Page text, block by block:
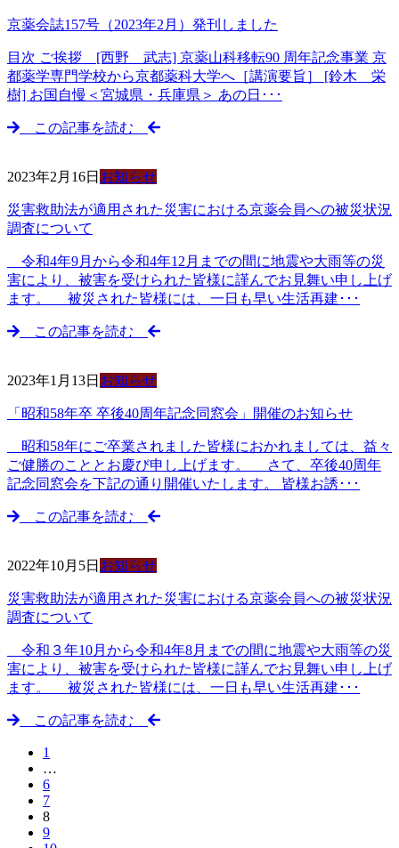
京薬会誌157号（2023年2月）発刊しました
目次 ご挨拶 [西野 武志] 京薬山科移転90 周年記念事業 京
都薬学専門学校から京都薬科大学へ［講演要旨］ [鈴木 栄
樹] お国自慢＜宮城県・兵庫県＞ あの日･･･
この記事を読む
2023年2月16日 お知らせ
災害救助法が適用された災害における京薬会員への被災状況
調査について
令和4年9月から令和4年12月までの間に地震や大雨等の災
害により、被害を受けられた皆様に謹んでお見舞い申し上げ
ます。 被災された皆様には、一日も早い生活再建･･･
この記事を読む
2023年1月13日 お知らせ
「昭和58年卒 卒後40周年記念同窓会」開催のお知らせ
昭和58年にご卒業されました皆様におかれましては、益々
ご健勝のこととお慶び申し上げます。 さて、卒後40周年
記念同窓会を下記の通り開催いたします。 皆様お誘･･･
この記事を読む
2022年10月5日 お知らせ
災害救助法が適用された災害における京薬会員への被災状況
調査について
令和３年10月から令和4年8月までの間に地震や大雨等の災
害により、被害を受けられた皆様に謹んでお見舞い申し上げ
ます。 被災された皆様には、一日も早い生活再建･･･
この記事を読む
1
…
6
7
8
9